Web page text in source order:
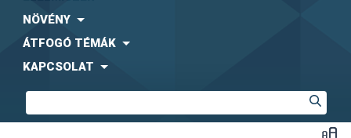
NÖVÉNY
ÁTFOGÓ TÉMÁK
KAPCSOLAT